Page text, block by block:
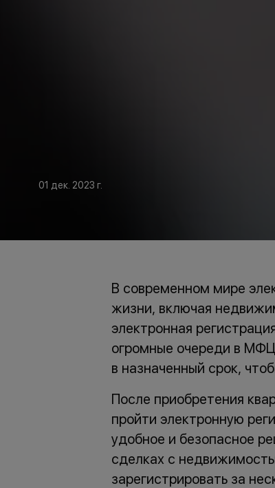
01 дек. 2023 г.
В современном мире
жизни, включая
электронная
огромные очереди в
в назначенный срок,
После приобретения
пройти электронную
удобное и безопасное
сделках с
зарегистрировать за